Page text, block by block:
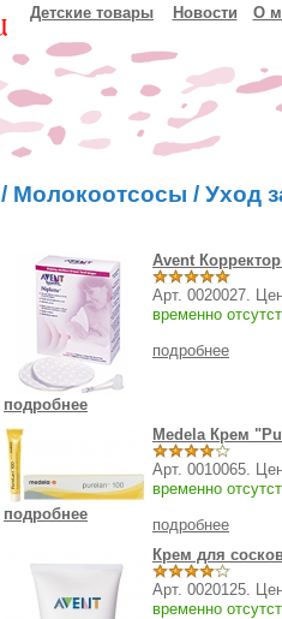
Детские товары Новости О
/ Молокоотсосы / Уход
подробнее
Avent
Арт. 0020027.
временно
подробнее
подробнее
Medela Крем
Арт. 0010065.
временно
подробнее
Крем для
Арт. 0020125.
временно